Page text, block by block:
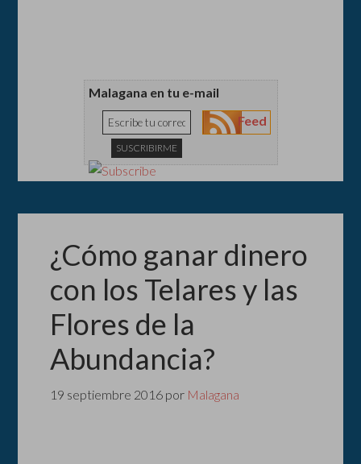
Malagana en tu e-mail
Feed
¿Cómo ganar dinero
con los Telares y las
Flores de la
Abundancia?
19 septiembre 2016 por Malagana